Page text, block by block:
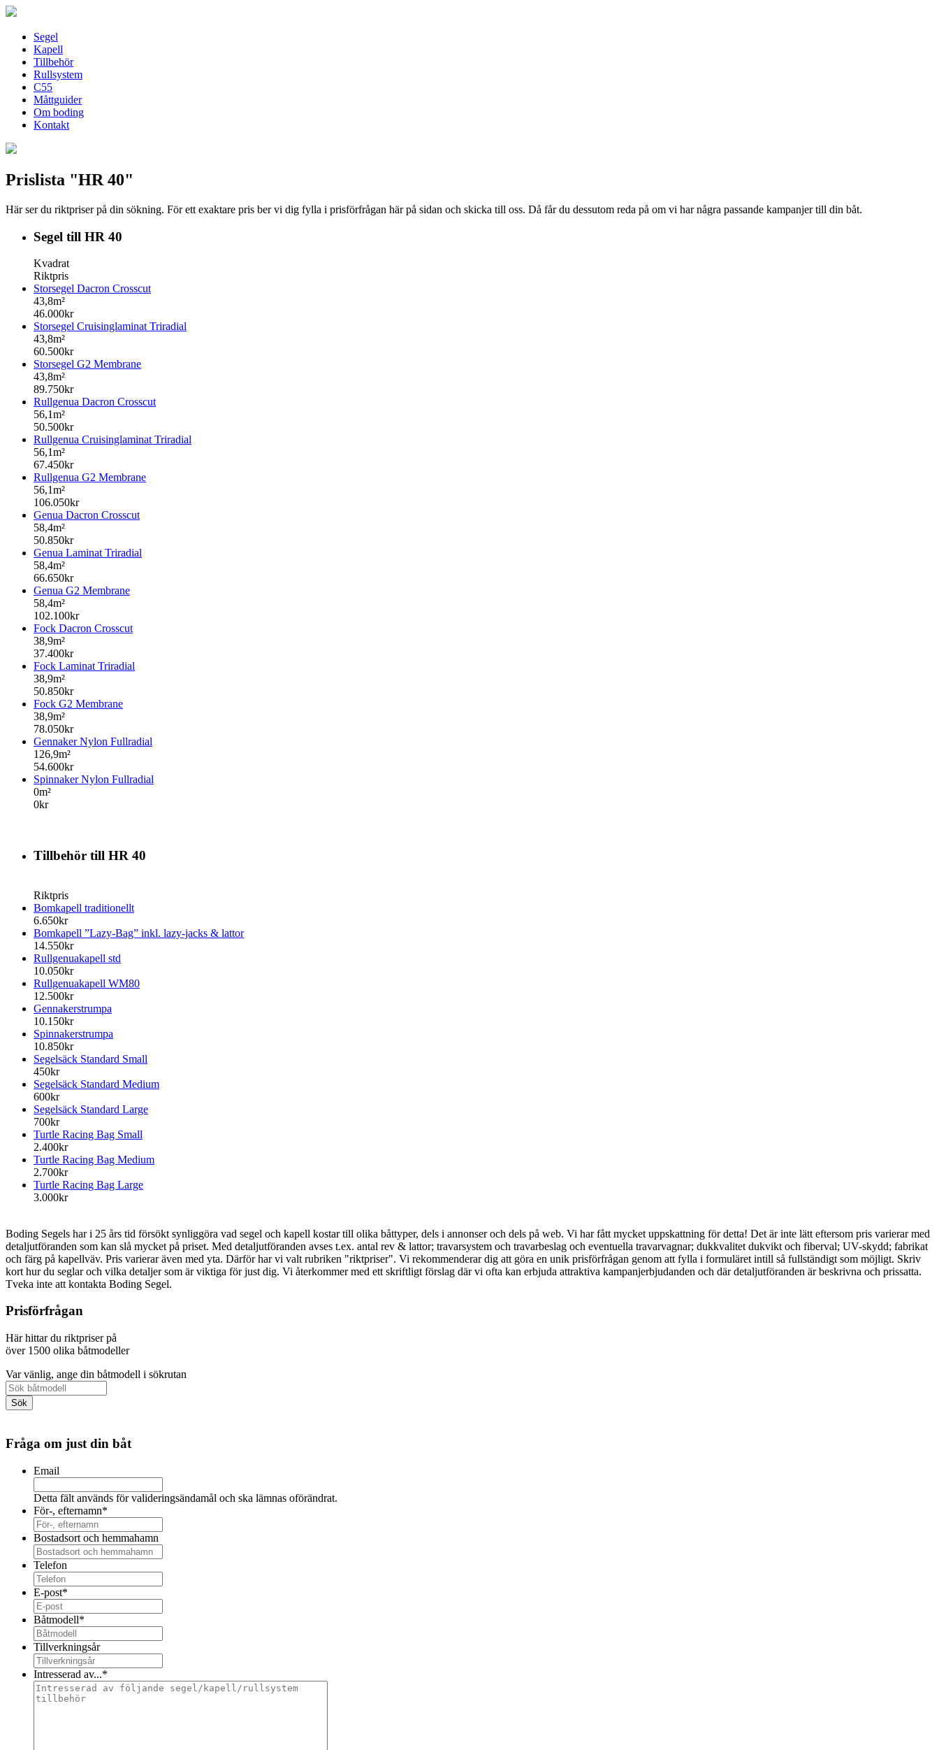
Segel
Kapell
Tillbehör
Rullsystem
C55
Måttguider
Om boding
Kontakt
Prislista "HR 40"
Här ser du riktpriser på din sökning. För ett exaktare pris ber vi dig fylla i prisförfrågan här på sidan och skicka till oss. Då får du dessutom reda på om vi har några passande kampanjer till din båt.
Segel till HR 40
Kvadrat
Riktpris
Storsegel Dacron Crosscut
43,8m²
46.000kr
Storsegel Cruisinglaminat Triradial
43,8m²
60.500kr
Storsegel G2 Membrane
43,8m²
89.750kr
Rullgenua Dacron Crosscut
56,1m²
50.500kr
Rullgenua Cruisinglaminat Triradial
56,1m²
67.450kr
Rullgenua G2 Membrane
56,1m²
106.050kr
Genua Dacron Crosscut
58,4m²
50.850kr
Genua Laminat Triradial
58,4m²
66.650kr
Genua G2 Membrane
58,4m²
102.100kr
Fock Dacron Crosscut
38,9m²
37.400kr
Fock Laminat Triradial
38,9m²
50.850kr
Fock G2 Membrane
38,9m²
78.050kr
Gennaker Nylon Fullradial
126,9m²
54.600kr
Spinnaker Nylon Fullradial
0m²
0kr
Tillbehör till HR 40
Riktpris
Bomkapell traditionellt
6.650kr
Bomkapell ”Lazy-Bag” inkl. lazy-jacks & lattor
14.550kr
Rullgenuakapell std
10.050kr
Rullgenuakapell WM80
12.500kr
Gennakerstrumpa
10.150kr
Spinnakerstrumpa
10.850kr
Segelsäck Standard Small
450kr
Segelsäck Standard Medium
600kr
Segelsäck Standard Large
700kr
Turtle Racing Bag Small
2.400kr
Turtle Racing Bag Medium
2.700kr
Turtle Racing Bag Large
3.000kr
Boding Segels har i 25 års tid försökt synliggöra vad segel och kapell kostar till olika båttyper, dels i annonser och dels på web. Vi har fått mycket uppskattning för detta! Det är inte lätt eftersom pris varierar med
detaljutföranden som kan slå mycket på priset. Med detaljutföranden avses t.ex. antal rev & lattor; travarsystem och travarbeslag och eventuella travarvagnar; dukkvalitet dukvikt och fiberval; UV-skydd; fabrikat
och färg på kapellväv. Pris varierar även med yta. Därför har vi valt rubriken "riktpriser". Vi rekommenderar dig att göra en unik prisförfrågan genom att fylla i formuläret intill så fullständigt som möjligt. Skriv
kort hur du seglar och vilka detaljer som är viktiga för just dig. Vi återkommer med ett skriftligt förslag där vi ofta kan erbjuda attraktiva kampanjerbjudanden och där detaljutföranden är beskrivna och prissatta.
Tveka inte att kontakta Boding Segel.
Prisförfrågan
Här hittar du riktpriser på
över 1500 olika båtmodeller
Var vänlig, ange din båtmodell i sökrutan
Fråga om just din båt
Email
Detta fält används för valideringsändamål och ska lämnas oförändrat.
För-, efternamn*
Bostadsort och hemmahamn
Telefon
E-post*
Båtmodell*
Tillverkningsår
Intresserad av...*